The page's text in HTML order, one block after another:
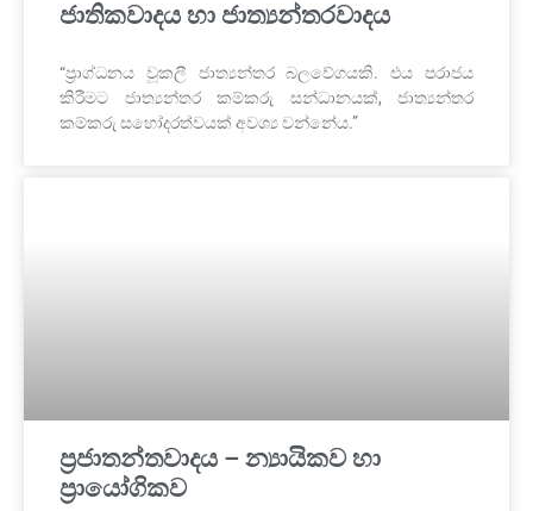
ජාතිකවාදය හා ජාත්‍යන්තරවාදය
“ප්‍රාග්ධනය වූකලී ජාත්‍යන්තර බලවේගයකි. එය පරාජය
කිරීමට ජාත්‍යන්තර කම්කරු සන්ධානයක්, ජාත්‍යන්තර
කම්කරු සහෝදරත්වයක් අවශ්‍ය වන්නේය.”
ප්‍රජාතන්තවාදය – න්‍යායිකව හා
ප්‍රායෝගිකව